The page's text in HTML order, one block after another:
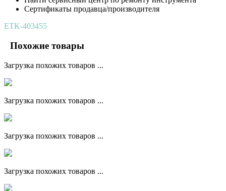
Сертификаты продавца/производителя
ETK-403455
Похожие товары
Загрузка похожих товаров ...
Загрузка похожих товаров ...
Загрузка похожих товаров ...
Загрузка похожих товаров ...